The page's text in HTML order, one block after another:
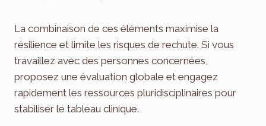
La combinaison de ces éléments maximise la
résilience et limite les risques de rechute. Si vous
travaillez avec des personnes concernées,
proposez une évaluation globale et engagez
rapidement les ressources pluridisciplinaires pour
stabiliser le tableau clinique.